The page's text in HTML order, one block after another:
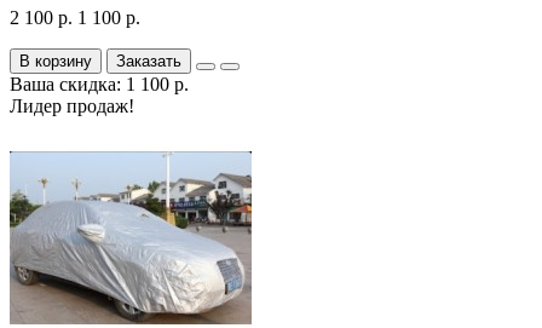
2 100 р. 1 100 р.
В корзину Заказать
Ваша скидка: 1 100 р.
Лидер продаж!